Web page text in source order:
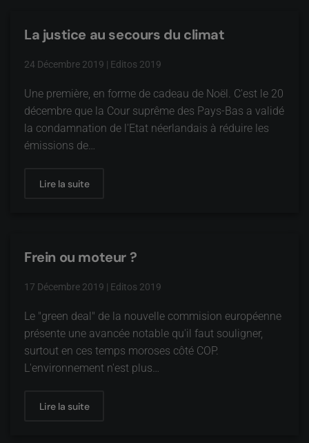
La justice au secours du climat
24 Décembre 2019 | Editos 2019
Une première, en forme de cadeau de Noël. C'est le 20
décembre que la Cour suprême des Pays-Bas a validé
la condamnation de l'Etat néerlandais à réduire les
émissions de…
Lire la suite
Frein ou moteur ?
17 Décembre 2019 | Editos 2019
Le "green deal" de la nouvelle commision européenne
présente une avancée notable qu'il faut souligner,
surtout en ces temps moroses côté COP.
L'environnement n'est plus…
Lire la suite